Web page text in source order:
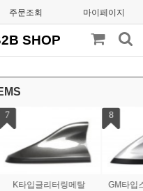
주문조회 마이페이지
SHOP
치블레이드
GM타입플레시드그